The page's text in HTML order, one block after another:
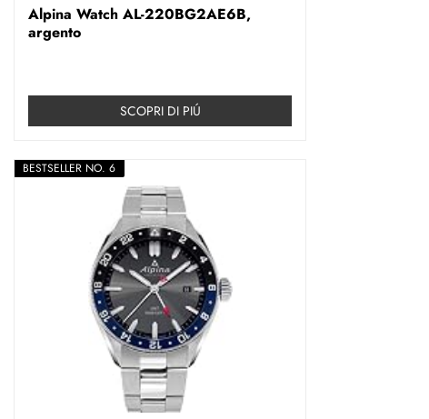
Alpina Watch AL-220BG2AE6B,
argento
SCOPRI DI PIÚ
BESTSELLER NO. 6